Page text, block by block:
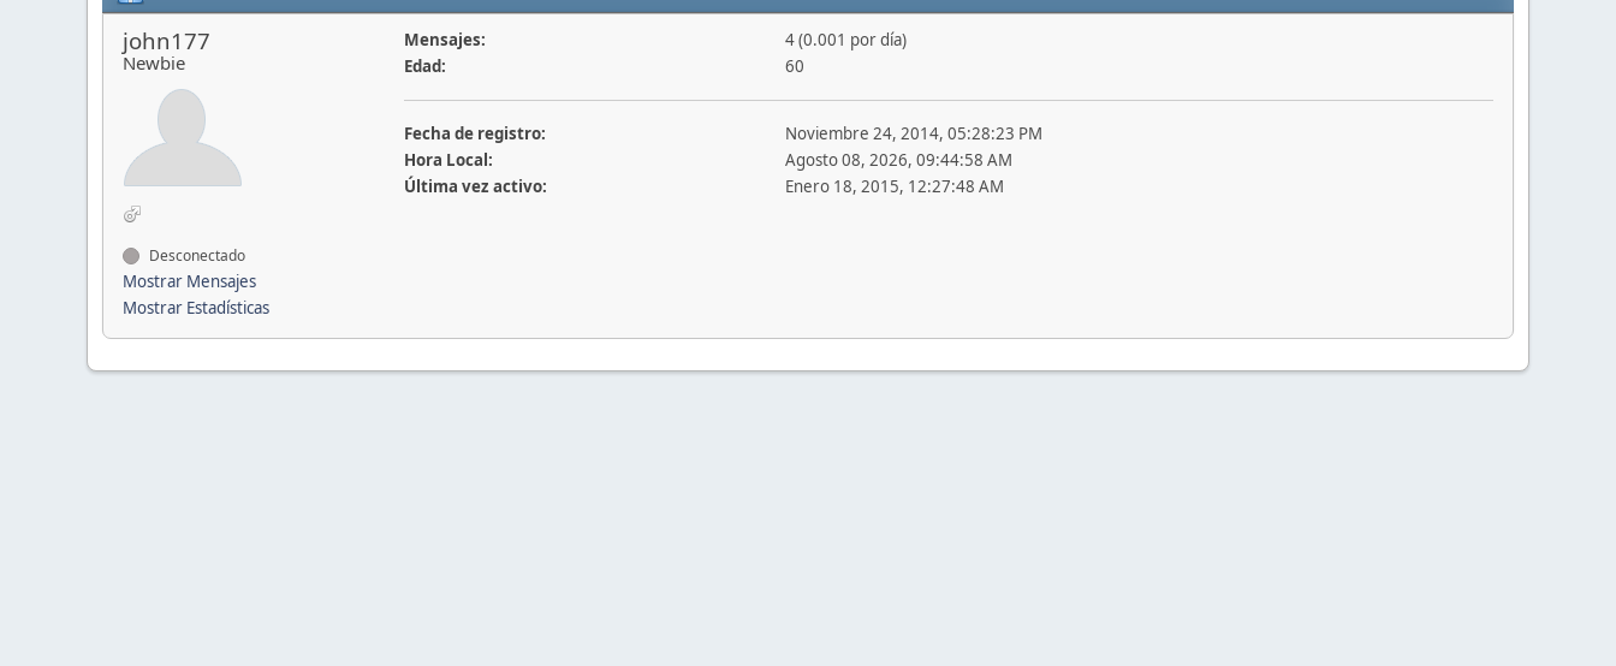
john177
Newbie
Desconectado
Mostrar Mensajes
Mostrar Estadísticas
Mensajes:
4 (0.001 por día)
Edad:
60
Fecha de registro:
Noviembre 24, 2014, 05:28:23 PM
Hora Local:
Agosto 08, 2026, 09:44:58 AM
Última vez activo:
Enero 18, 2015, 12:27:48 AM